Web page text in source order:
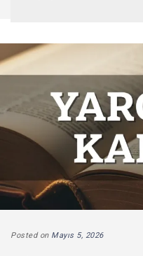
Posted on Mayıs 5, 2026